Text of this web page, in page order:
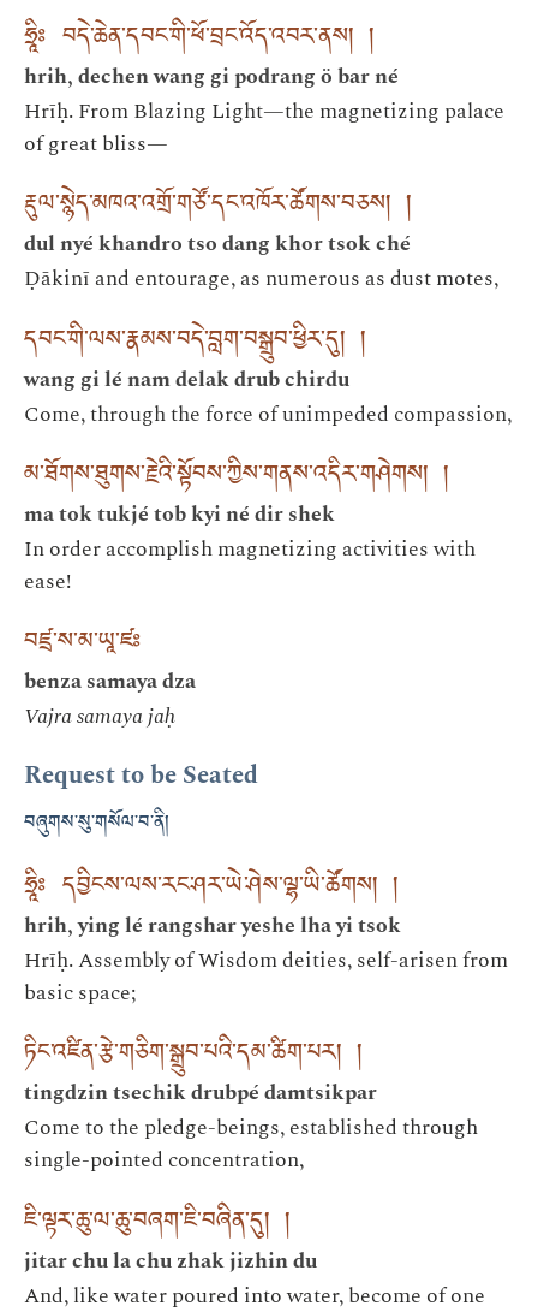
ཧྲཱིཿ བདེ་ཆེན་དབང་གི་ཕོ་བྲང་འོད་འབར་ནས། །
hrih, dechen wang gi podrang ö bar né
Hrīḥ. From Blazing Light—the magnetizing palace
of great bliss—
རྡུལ་སྙེད་མཁའ་འགྲོ་གཙོ་དང་འཁོར་ཚོགས་བཅས། །
dul nyé khandro tso dang khor tsok ché
Ḍākinī and entourage, as numerous as dust motes,
དབང་གི་ལས་རྣམས་བདེ་བླག་བསྒྲུབ་ཕྱིར་དུ། །
wang gi lé nam delak drub chirdu
Come, through the force of unimpeded compassion,
མ་ཐོགས་ཐུགས་རྗེའི་སྟོབས་ཀྱིས་གནས་འདིར་གཤེགས། །
ma tok tukjé tob kyi né dir shek
In order accomplish magnetizing activities with
ease!
བཛྲ་ས་མ་ཡཱ་ཛཿ
benza samaya dza
Vajra samaya jaḥ
Request to be Seated
བཞུགས་སུ་གསོལ་བ་ནི།
ཧྲཱིཿ དབྱིངས་ལས་རང་ཤར་ཡེ་ཤེས་ལྷ་ཡི་ཚོགས། །
hrih, ying lé rangshar yeshe lha yi tsok
Hrīḥ. Assembly of Wisdom deities, self-arisen from
basic space;
ཏིང་འཛིན་རྩེ་གཅིག་སྒྲུབ་པའི་དམ་ཚིག་པར། །
tingdzin tsechik drubpé damtsikpar
Come to the pledge-beings, established through
single-pointed concentration,
ཇི་ལྟར་ཆུ་ལ་ཆུ་བཞག་ཇི་བཞིན་དུ། །
jitar chu la chu zhak jizhin du
And, like water poured into water, become of one